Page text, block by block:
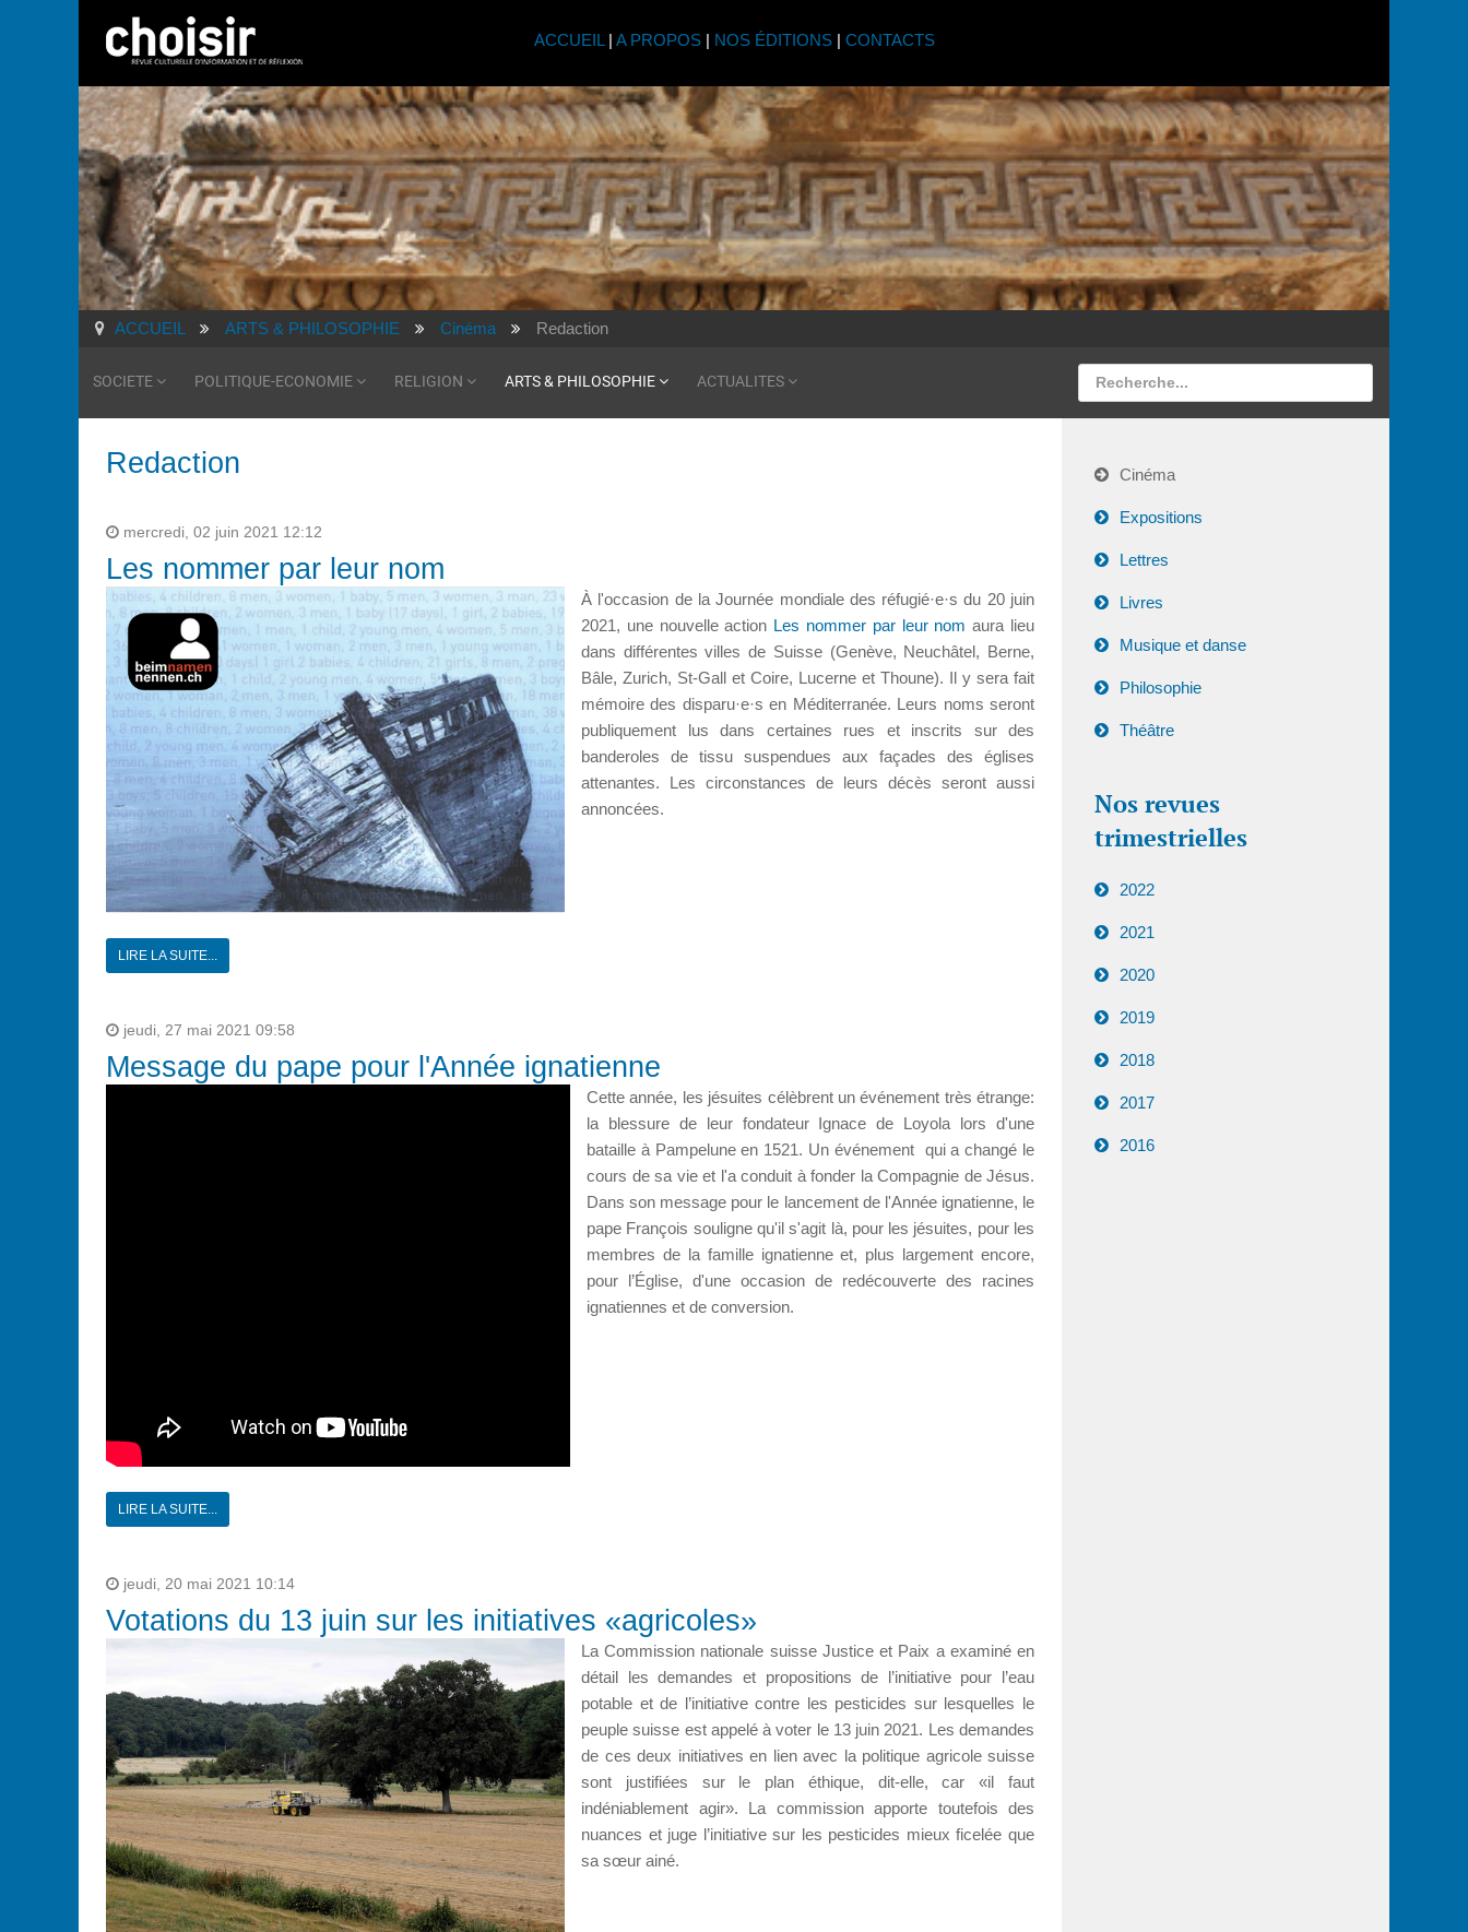
ACCUEIL | A PROPOS| NOS ÉDITIONS| CONTACTS
ACCUEIL ARTS & PHILOSOPHIE Cinéma Redaction
SOCIETE POLITIQUE-ECONOMIE RELIGION ARTS & PHILOSOPHIE ACTUALITES
Redaction
mercredi, 02 juin 2021 12:12
Les nommer par leur nom
À l'occasion de la Journée mondiale des réfugié·e·s du 20 juin
2021, une nouvelle action Les nommer par leur nomaura lieu
dans différentes villes de Suisse (Genève, Neuchâtel, Berne,
Bâle, Zurich, St-Gall et Coire, Lucerne et Thoune). Il y sera fait
mémoire des disparu·e·s en Méditerranée. Leurs noms seront
publiquement lus dans certaines rues et inscrits sur des
banderoles de tissu suspendues aux façades des églises
attenantes. Les circonstances de leurs décès seront aussi
annoncées.
LIRE LA SUITE...
jeudi, 27 mai 2021 09:58
Message du pape pour l'Année ignatienne
Cette année, les jésuites célèbrent un événement très étrange:
la blessure de leur fondateur Ignace de Loyola lors d'une
bataille à Pampelune en 1521. Un événement qui a changé le
cours de sa vie et l'a conduit à fonder la Compagnie de Jésus.
Dans son message pour le lancement de l'Année ignatienne, le
pape François souligne qu'il s'agit là, pour les jésuites, pour les
membres de la famille ignatienne et, plus largement encore,
pour l’Église, d'une occasion de redécouverte des racines
ignatiennes et de conversion.
LIRE LA SUITE...
jeudi, 20 mai 2021 10:14
Votations du 13 juin sur les initiatives «agricoles»
La Commission nationale suisse Justice et Paix a examiné en
détail les demandes et propositions de l’initiative pour l’eau
potable et de l’initiative contre les pesticides sur lesquelles le
peuple suisse est appelé à voter le 13 juin 2021. Les demandes
de ces deux initiatives en lien avec la politique agricole suisse
sont justifiées sur le plan éthique, dit-elle, car «il faut
indéniablement agir». La commission apporte toutefois des
nuances et juge l’initiative sur les pesticides mieux ficelée que
sa sœur ainé.
Cinéma
Expositions
Lettres
Livres
Musique et danse
Philosophie
Théâtre
Nos revues
trimestrielles
2022
2021
2020
2019
2018
2017
2016